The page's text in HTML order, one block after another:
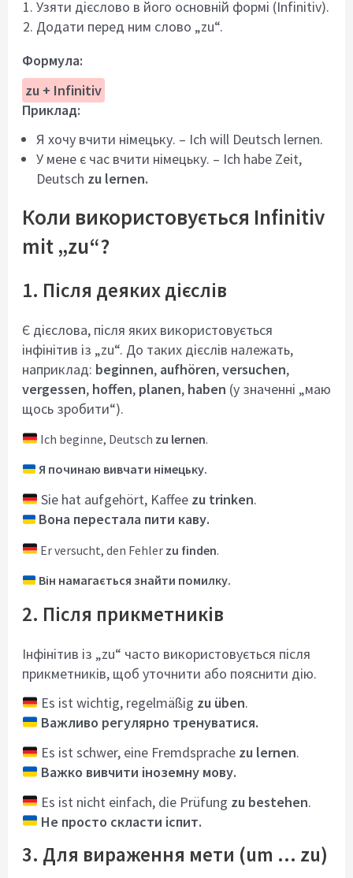
Узяти дiєслово в його основнiй формi (Infinitiv).
Додати перед ним слово „zu“.
Формула:
zu + Infinitiv
Приклад:
Я хочу вчити німецьку. – Ich will Deutsch lernen.
У мене є час вчити німецьку. – Ich habe Zeit,
Deutsch zu lernen.
Коли використовується Infinitiv
mit „zu“?
1. Після деяких дієслів
Є дієслова, після яких використовується
інфінітив із „zu“. До таких дієслів належать,
наприклад: beginnen, aufhören,versuchen,
vergessen, hoffen, planen, haben (у значенні „маю
щось зробити“).
Ich beginne, Deutsch zu lernen.
Я починаю вивчати німецьку.
Sie hat aufgehört, Kaffee zu trinken.
Вона перестала пити каву.
Er versucht, den Fehler zu finden.
Він намагається знайти помилку.
2. Після прикметників
Інфінітив із „zu“ часто використовується після
прикметників, щоб уточнити або пояснити дію.
Es ist wichtig, regelmäßig zu üben.
Важливо регулярно тренуватися.
Es ist schwer, eine Fremdsprache zu lernen.
Важко вивчити іноземну мову.
Es ist nicht einfach, die Prüfung zu bestehen.
Не просто скласти іспит.
3. Для вираження мети (um … zu)